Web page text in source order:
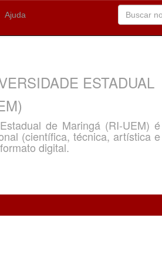
Ajuda
ESTADUAL
de Maringá (RI-UEM) é
(científica, técnica, artística e
digital.